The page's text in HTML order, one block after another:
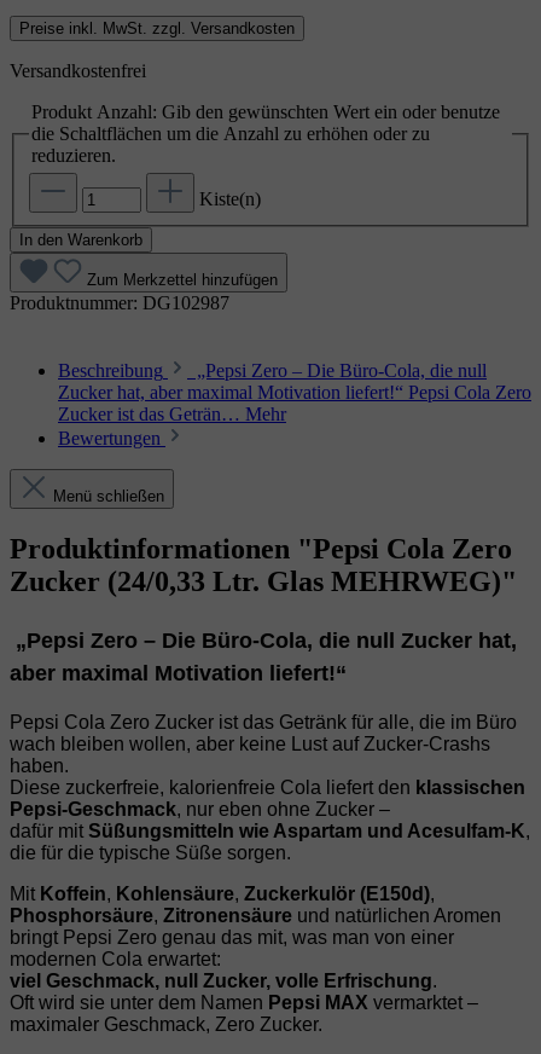
Preise inkl. MwSt. zzgl. Versandkosten
Versandkostenfrei
Produkt Anzahl: Gib den gewünschten Wert ein oder benutze
die Schaltflächen um die Anzahl zu erhöhen oder zu
reduzieren.
Kiste(n)
In den Warenkorb
Zum Merkzettel hinzufügen
Produktnummer: DG102987
Beschreibung
„Pepsi Zero – Die Büro‑Cola, die null
Zucker hat, aber maximal Motivation liefert!“ Pepsi Cola Zero
Zucker ist das Geträn… Mehr
Bewertungen
Menü schließen
Produktinformationen "Pepsi Cola Zero
Zucker (24/0,33 Ltr. Glas MEHRWEG)"
„Pepsi Zero – Die Büro‑Cola, die null Zucker hat,
aber maximal Motivation liefert!“
Pepsi Cola Zero Zucker ist das Getränk für alle, die im Büro
wach bleiben wollen, aber keine Lust auf Zucker‑Crashs
haben.
Diese zuckerfreie, kalorienfreie Cola liefert den klassischen
Pepsi‑Geschmack, nur eben ohne Zucker –
dafür mit Süßungsmitteln wie Aspartam und Acesulfam‑K,
die für die typische Süße sorgen.
Mit Koffein, Kohlensäure, Zuckerkulör (E150d),
Phosphorsäure, Zitronensäure und natürlichen Aromen
bringt Pepsi Zero genau das mit, was man von einer
modernen Cola erwartet:
viel Geschmack, null Zucker, volle Erfrischung.
Oft wird sie unter dem Namen Pepsi MAX vermarktet –
maximaler Geschmack, Zero Zucker.